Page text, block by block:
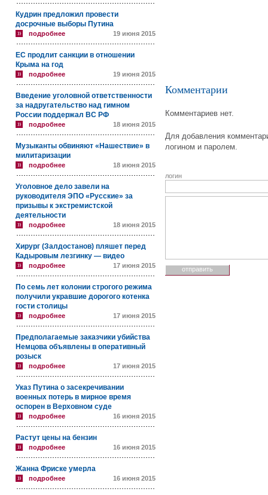
Кудрин предложил провести
досрочные выборы Путина
подробнее 19 июня 2015
ЕС продлит санкции в отношении
Крыма на год
подробнее 19 июня 2015
Введение уголовной ответственности
за надругательство над гимном
России поддержал ВС РФ
подробнее 18 июня 2015
Музыканты обвиняют «Нашествие» в
милитаризации
подробнее 18 июня 2015
Уголовное дело завели на
руководителя ЭПО «Русские» за
призывы к экстремистской
деятельности
подробнее 18 июня 2015
Хирург (Залдостанов) пляшет перед
Кадыровым лезгинку — видео
подробнее 17 июня 2015
По семь лет колонии строгого режима
получили укравшие дорогого котенка
гости столицы
подробнее 17 июня 2015
Предполагаемые заказчики убийства
Немцова объявлены в оперативный
розыск
подробнее 17 июня 2015
Указ Путина о засекречивании
военных потерь в мирное время
оспорен в Верховном суде
подробнее 16 июня 2015
Растут цены на бензин
подробнее 16 июня 2015
Жанна Фриске умерла
подробнее 16 июня 2015
Комментарии
Комментариев нет.
Для добавления
логином и паролем.
логин